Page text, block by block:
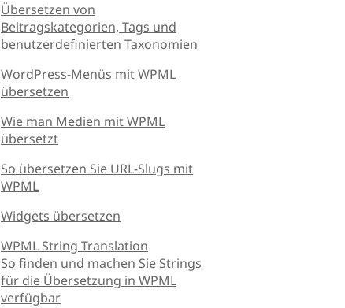
Übersetzen von
Beitragskategorien, Tags und
benutzerdefinierten Taxonomien
WordPress-Menüs mit WPML
übersetzen
Wie man Medien mit WPML
übersetzt
So übersetzen Sie URL-Slugs mit
WPML
Widgets übersetzen
WPML String Translation
So finden und machen Sie Strings
für die Übersetzung in WPML
verfügbar